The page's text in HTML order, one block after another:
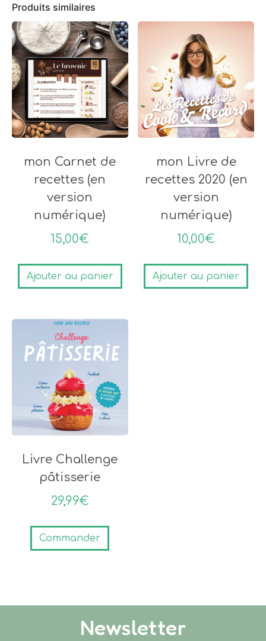
Produits similaires
mon Carnet de
recettes (en
version
numérique)
15,00€
Ajouter au panier
mon Livre de
recettes 2020 (en
version
numérique)
10,00€
Ajouter au panier
Livre Challenge
pâtisserie
29,99€
Commander
Newsletter